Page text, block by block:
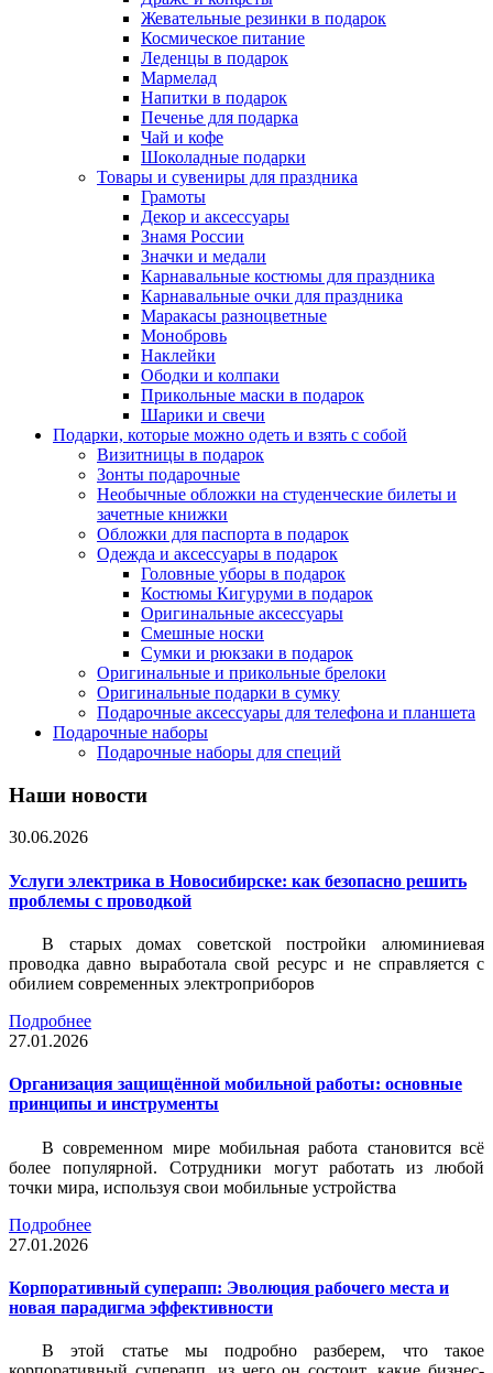
Жевательные резинки в подарок
Космическое питание
Леденцы в подарок
Мармелад
Напитки в подарок
Печенье для подарка
Чай и кофе
Шоколадные подарки
Товары и сувениры для праздника
Грамоты
Декор и аксессуары
Знамя России
Значки и медали
Карнавальные костюмы для праздника
Карнавальные очки для праздника
Маракасы разноцветные
Монобровь
Наклейки
Ободки и колпаки
Прикольные маски в подарок
Шарики и свечи
Подарки, которые можно одеть и взять с собой
Визитницы в подарок
Зонты подарочные
Необычные обложки на студенческие билеты и
зачетные книжки
Обложки для паспорта в подарок
Одежда и аксессуары в подарок
Головные уборы в подарок
Костюмы Кигуруми в подарок
Оригинальные аксессуары
Смешные носки
Сумки и рюкзаки в подарок
Оригинальные и прикольные брелоки
Оригинальные подарки в сумку
Подарочные аксессуары для телефона и планшета
Подарочные наборы
Подарочные наборы для специй
Наши новости
30.06.2026
Услуги электрика в Новосибирске: как безопасно решить
проблемы с проводкой
В старых домах советской постройки алюминиевая
проводка давно выработала свой ресурс и не справляется с
обилием современных электроприборов
Подробнее
27.01.2026
Организация защищённой мобильной работы: основные
принципы и инструменты
В современном мире мобильная работа становится всё
более популярной. Сотрудники могут работать из любой
точки мира, используя свои мобильные устройства
Подробнее
27.01.2026
Корпоративный суперапп: Эволюция рабочего места и
новая парадигма эффективности
В этой статье мы подробно разберем, что такое